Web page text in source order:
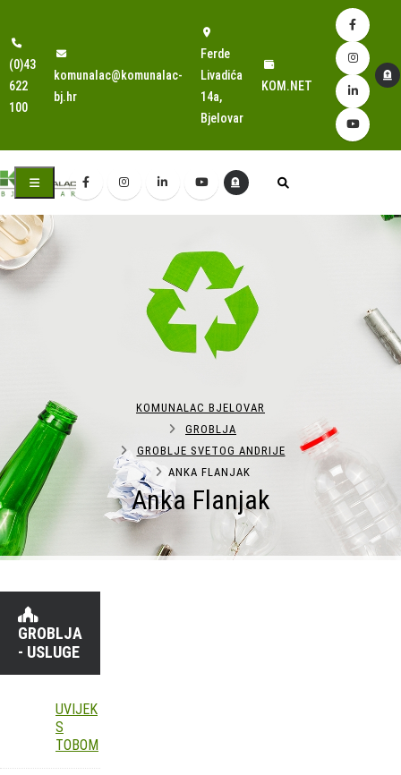
(0)43
622
100
komunalac@komunalac-
bj.hr
Ferde
Livadića
14a,
Bjelovar
KOM.NET
Anka Flanjak
KOMUNALAC BJELOVAR
GROBLJA
GROBLJE SVETOG ANDRIJE
ANKA FLANJAK
GROBLJA
- USLUGE
UVIJEK
S
TOBOM